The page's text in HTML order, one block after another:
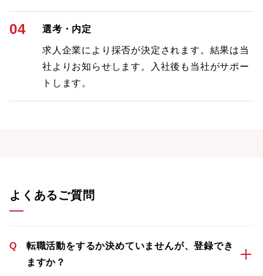
04 選考・内定
求人企業により採否が決定されます。結果は当
社よりお知らせします。入社後も当社がサポー
トします。
よくあるご質問
Q
転職活動をするか決めていませんが、登録でき
ますか？